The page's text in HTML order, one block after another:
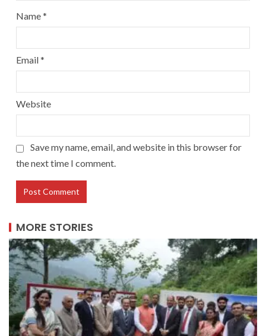
Name*
Email*
Website
Save my name, email, and website in this browser for
the next time I comment.
MORE STORIES